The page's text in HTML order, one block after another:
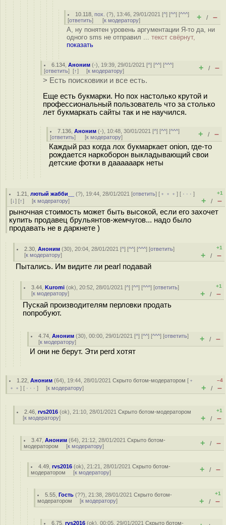
10.118 ,пох. (?), 13:46, 29/01/2021 [^] [^^] [^^^]
[ответить] [к модератору] + / –
А, ну понятен уровень аргументации Я-то да, ни
одного sms не отправил ... текст свёрнут,
показать
6.134 ,Аноним (-), 19:39, 29/01/2021 [^] [^^] [^^^]
[ответить] [↑] [к модератору] + / –
> Есть поисковики и все есть.
Еще есть букмарки. Но пох настолько крутой и
профессиональный пользователь что за столько
лет букмаркать сайты так и не научился.
7.136 ,Аноним (-), 10:48, 30/01/2021 [^] [^^] [^^^]
[ответить] [к модератору] + / –
Каждый раз когда лох букмаркает onion, где-то
рождается наркоборон выкладывающий свои
детские фотки в даааааарк неты
1.21 ,лютый жабби__ (?), 19:44, 28/01/2021 [ответить] [ ﹢﹢﹢] [ · · ·]
[↓] [↑] [к модератору]
+1
+ / –
рыночная стоимость может быть высокой, если его захочет
купить продавец брульянтов-жемчугов... надо было
продавать не в даркнете )
2.30 ,Аноним (30), 20:04, 28/01/2021 [^] [^^] [^^^] [ответить]
[к модератору]
+1
+ / –
Пытались. Им видите ли pearl подавай
3.44 ,Kuromi (ok), 20:52, 28/01/2021 [^] [^^] [^^^] [ответить]
[к модератору]
+1
+ / –
Пускай производителям перловки продать
попробуют.
4.74 ,Аноним (30), 00:00, 29/01/2021 [^] [^^] [^^^] [ответить]
[к модератору] + / –
И они не берут. Эти perd хотят
1.22 ,Аноним (64), 19:44, 28/01/2021Скрыто ботом-модератором [ ﹢
﹢﹢ ] [ · · · ] [к модератору]
–4
+ / –
2.46 ,rvs2016 (ok), 21:10, 28/01/2021Скрыто ботом-модератором
[к модератору]
+1
+ / –
3.47 ,Аноним (64), 21:12, 28/01/2021Скрыто ботом-
модератором [к модератору] + / –
4.49 ,rvs2016 (ok), 21:21, 28/01/2021Скрыто ботом-
модератором [к модератору] + / –
5.55 ,Гость (??), 21:38, 28/01/2021Скрыто ботом-
модератором [к модератору]
+1
+ / –
6.75 ,rvs2016 (ok), 00:05, 29/01/2021Скрыто ботом-